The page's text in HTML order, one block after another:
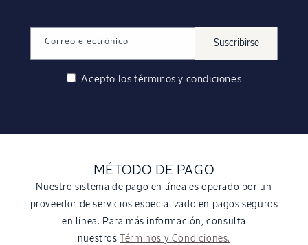
Correo electrónico Suscribirse
Acepto los términos y condiciones
MÉTODO DE PAGO
Nuestro sistema de pago en línea es operado por un
proveedor de servicios especializado en pagos seguros
en línea. Para más información, consulta
nuestros
Términos y Condiciones.